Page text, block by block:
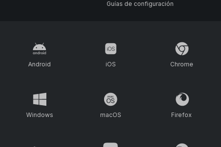
Guías de configuración
Android iOS Chrome
Windows macOS Firefox